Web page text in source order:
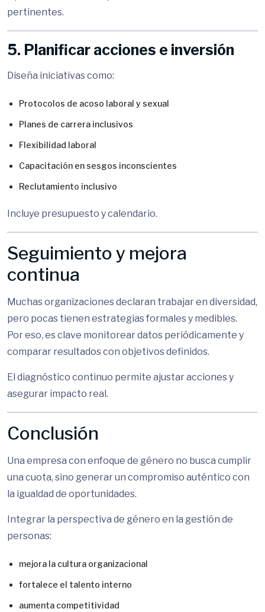
pertinentes.
5. Planificar acciones e inversión
Diseña iniciativas como:
Protocolos de acoso laboral y sexual
Planes de carrera inclusivos
Flexibilidad laboral
Capacitación en sesgos inconscientes
Reclutamiento inclusivo
Incluye presupuesto y calendario.
Seguimiento y mejora
continua
Muchas organizaciones declaran trabajar en diversidad,
pero pocas tienen estrategias formales y medibles.
Por eso, es clave monitorear datos periódicamente y
comparar resultados con objetivos definidos.
El diagnóstico continuo permite ajustar acciones y
asegurar impacto real.
Conclusión
Una empresa con enfoque de género no busca cumplir
una cuota, sino generar un compromiso auténtico con
la igualdad de oportunidades.
Integrar la perspectiva de género en la gestión de
personas:
mejora la cultura organizacional
fortalece el talento interno
aumenta competitividad